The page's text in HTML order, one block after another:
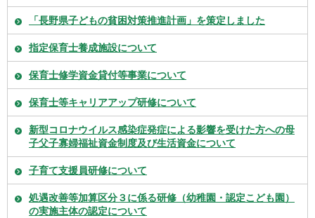
「長野県子どもの貧困対策推進計画」を策定しました
指定保育士養成施設について
保育士修学資金貸付等事業について
保育士等キャリアアップ研修について
新型コロナウイルス感染症発症による影響を受けた方への母
子父子寡婦福祉資金制度及び生活資金について
子育て支援員研修について
処遇改善等加算区分３に係る研修（幼稚園・認定こども園）
の実施主体の認定について